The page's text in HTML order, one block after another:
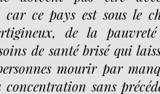
ce pays est sous le
de la
de santé brisé qui
mourir par
concentration sans